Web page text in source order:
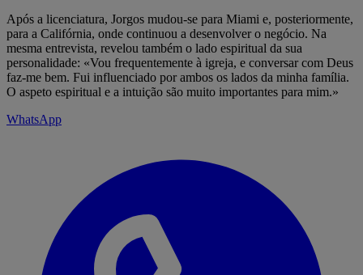
Após a licenciatura, Jorgos mudou-se para Miami e, posteriormente,
para a Califórnia, onde continuou a desenvolver o negócio. Na
mesma entrevista, revelou também o lado espiritual da sua
personalidade: «Vou frequentemente à igreja, e conversar com Deus
faz-me bem. Fui influenciado por ambos os lados da minha família.
O aspeto espiritual e a intuição são muito importantes para mim.»
WhatsApp